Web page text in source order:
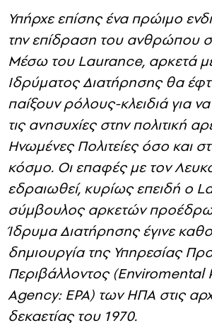
ανθρώπου και φύσης.
Υπήρχε επίσης ένα πρώιμο
την επίδραση του ανθρώπου
Μέσω του Laurance, αρκετά
Ιδρύματος Διατήρησης θα
παίξουν ρόλους-κλειδιά για
τις ανησυχίες στην πολιτική
Ηνωμένες Πολιτείες όσο και
κόσμο. Οι επαφές με τον Λευκό
εδραιωθεί, κυρίως επειδή ο
σύμβουλος αρκετών
Ίδρυμα Διατήρησης έγινε
δημιουργία της Υπηρεσίας
Περιβάλλοντος (Enviromental